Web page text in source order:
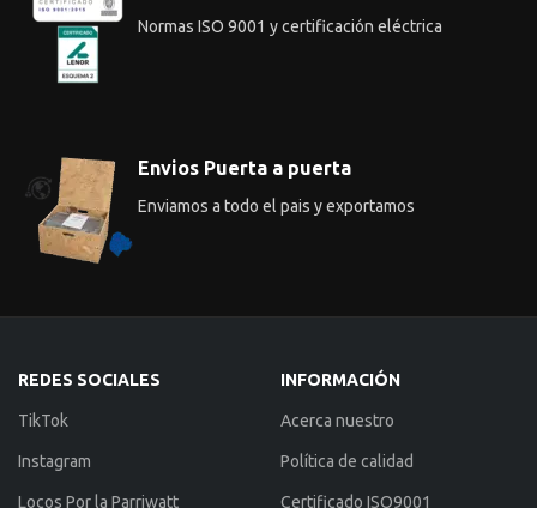
Normas ISO 9001 y certificación eléctrica
Envios Puerta a puerta
Enviamos a todo el pais y exportamos
REDES SOCIALES
TikTok
Instagram
Locos Por la Parriwatt
INFORMACIÓN
Acerca nuestro
Política de calidad
Certificado ISO9001